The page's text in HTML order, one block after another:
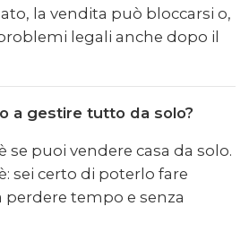
la vendita può bloccarsi o,
legali anche dopo il
a gestire tutto da solo?
se puoi vendere casa da solo.
sei certo di poterlo fare
perdere tempo e senza